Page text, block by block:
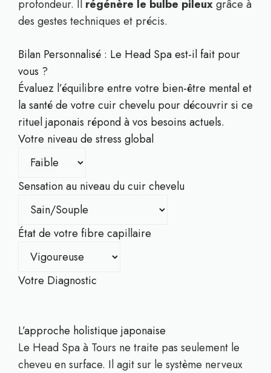
profondeur. Il régénère le bulbe pileuxgrâce à
des gestes techniques et précis.
Bilan Personnalisé : Le Head Spa est-il fait pour
vous ?
Évaluez l’équilibre entre votre bien-être mental et
la santé de votre cuir chevelu pour découvrir si ce
rituel japonais répond à vos besoins actuels.
Votre niveau de stress global
Sensation au niveau du cuir chevelu
État de votre fibre capillaire
Votre Diagnostic
L’approche holistique japonaise
Le Head Spa à Tours ne traite pas seulement le
cheveu en surface. Il agit sur le système nerveux